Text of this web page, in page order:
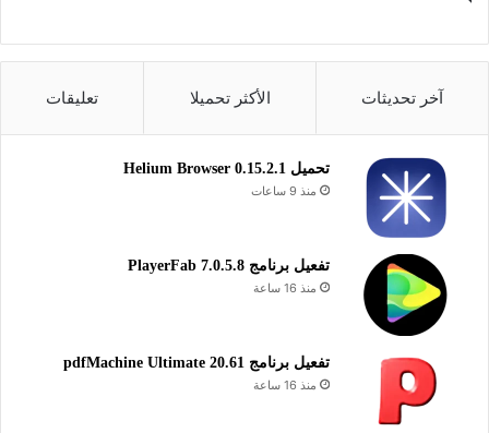
بالعديد من الصيغ بجودة عالية الدقة، وفي تصوير الشاشة وتقديم
الشرحات والدروس.
تحويل الصيغ تصوير لقطات الشاشة
آخر تحديثات الأكثر تحميلا تعليقات
تحميل Helium Browser 0.15.2.1
منذ 9 ساعات
تفعيل برنامج PlayerFab 7.0.5.8
منذ 16 ساعة
تفعيل برنامج pdfMachine Ultimate 20.61
منذ 16 ساعة